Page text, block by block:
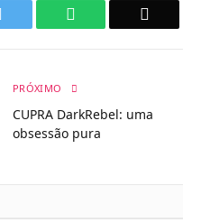
WhatsApp
PRÓXIMO
CUPRA DarkRebel: uma
obsessão pura